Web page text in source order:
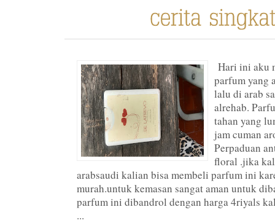
Hari ini aku
parfum yang
lalu di arab
alrehab.
tahan yang
jam cuman
Perpaduan
floral .jika
arabsaudi kalian bisa membeli parfum ini
murah.untuk kemasan sangat aman untuk
parfum ini dibandrol dengan harga 4riyals
...